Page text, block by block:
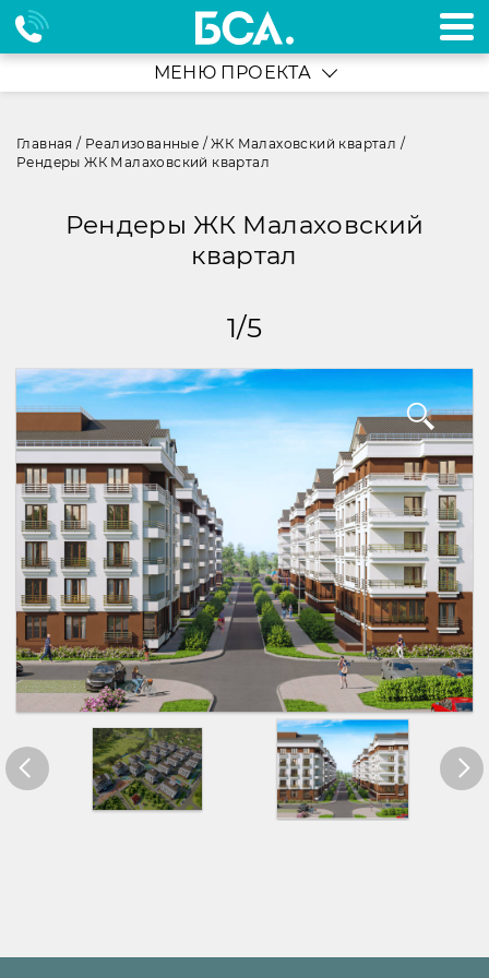
МЕНЮ ПРОЕКТА
Главная / Реализованные /ЖК Малаховский квартал /
Рендеры ЖК Малаховский квартал
Рендеры ЖК Малаховский
квартал
1/5